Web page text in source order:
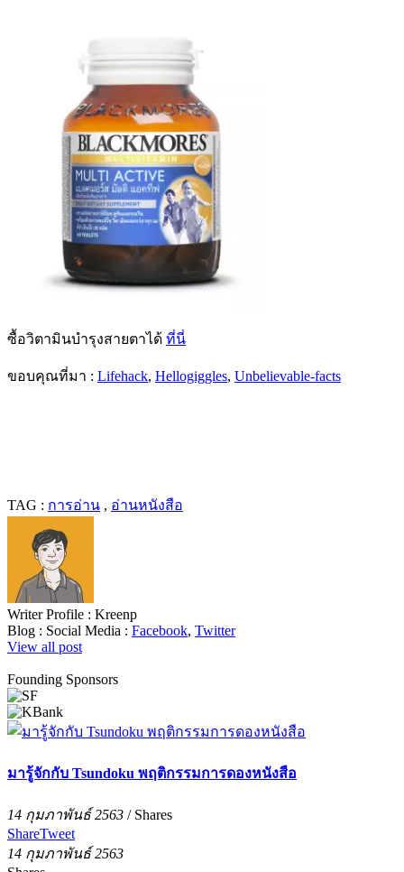
ซื้อวิตามินบำรุงสายตาได้ ที่นี่
ขอบคุณที่มา : Lifehack, Hellogiggles, Unbelievable-facts
TAG : การอ่าน , อ่านหนังสือ
Writer Profile : Kreenp
Blog : Social Media : Facebook, Twitter
View all post
Founding Sponsors
มารู้จักกับ Tsundoku พฤติกรรมการดองหนังสือ
14 กุมภาพันธ์ 2563 / Shares
ShareTweet
14 กุมภาพันธ์ 2563